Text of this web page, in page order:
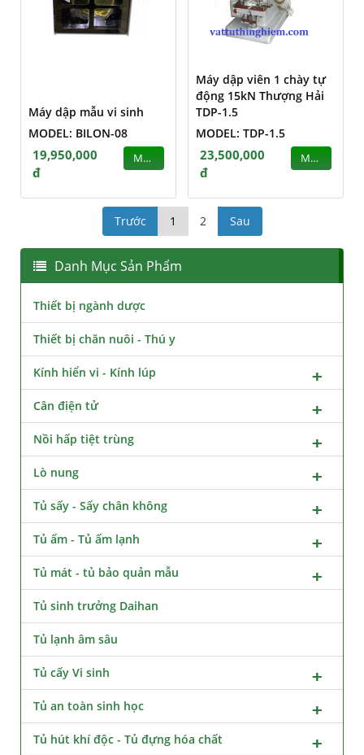
Máy dập mẫu vi sinh
MODEL: BILON-08
19,950,000
đ
MUA
Máy dập viên 1 chày tự
động 15kN Thượng Hải
TDP-1.5
MODEL: TDP-1.5
23,500,000
đ
MUA
Trước 1 2 Sau
Danh Mục Sản Phẩm
Thiết bị ngành dược
Thiết bị chăn nuôi - Thú y
Kính hiển vi - Kính lúp
Cân điện tử
Nồi hấp tiệt trùng
Lò nung
Tủ sấy - Sấy chân không
Tủ ấm - Tủ ấm lạnh
Tủ mát - tủ bảo quản mẫu
Tủ sinh trưởng Daihan
Tủ lạnh âm sâu
Tủ cấy Vi sinh
Tủ an toàn sinh học
Tủ hút khí độc - Tủ đựng hóa chất